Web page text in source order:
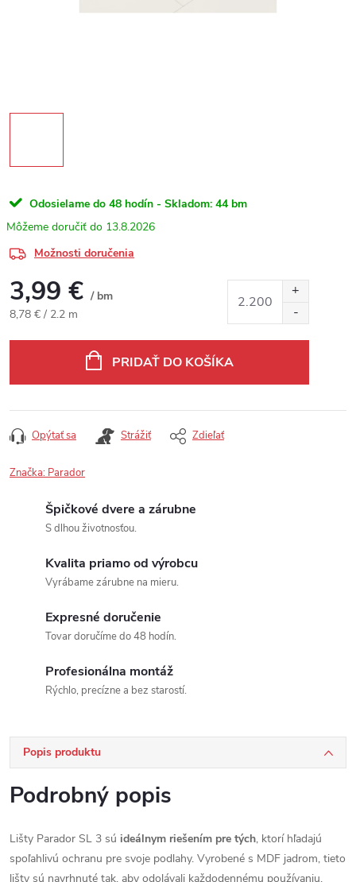
Odosielame do 48 hodín - Skladom: 44 bm
13.8.2026
Možnosti doručenia
3,99 € / bm
Jednotková cena:
8,78 € / 2.2 m
PRIDAŤ DO KOŠÍKA
Opýtať sa Strážiť Zdieľať
Značka: Parador
Špičkové dvere a zárubne
S dlhou životnosťou.
Kvalita priamo od výrobcu
Vyrábame zárubne na mieru.
Expresné doručenie
Tovar doručíme do 48 hodín.
Profesionálna montáž
Rýchlo, precízne a bez starostí.
Popis produktu
Podrobný popis
Lišty Parador SL 3 sú ideálnym riešením pre tých, ktorí hľadajú
spoľahlivú ochranu pre svoje podlahy. Vyrobené s MDF jadrom, tieto
lišty sú navrhnuté tak, aby odolávali každodennému používaniu.